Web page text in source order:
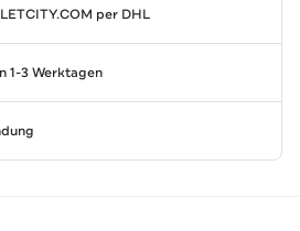
per DHL
1-3 Werktagen